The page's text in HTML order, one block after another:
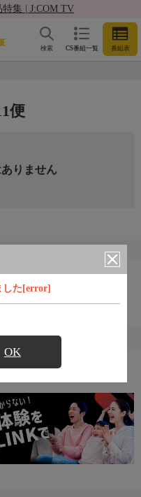
集 | J:COM TV
CS番組一覧 番組表
検索
した[error]
OK
便
りません